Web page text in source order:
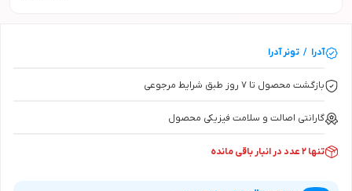
آدرا / تونر آدرا
بازگشت محصول تا ۷ روز طبق شرایط مرجوعی
گارانتی اصالت و سلامت فیزیکی محصول
تنها 2 عدد در انبار باقی مانده